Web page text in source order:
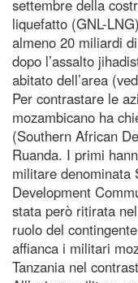
settembre della
liquefatto (GNL-
almeno 20 miliardi
dopo l’assalto
abitato dell’area
Per contrastare le
mozambicano ha
(Southern African
Ruanda. I primi
militare denominata
Development
stata però ritirata
ruolo del
affianca i militari
Tanzania nel